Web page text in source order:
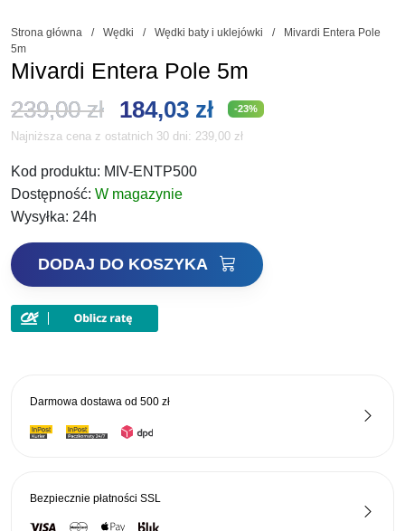
Strona główna / Wędki / Wędki baty i uklejówki /
Mivardi Entera Pole
5m
Mivardi Entera Pole 5m
239,00zł Pierwotna
cena
wynosiła:
184,03 złAktualna
cena
-23%
Najniższa cena z ostatnich 30 dni: 239,00 zł
Kod produktu: MIV-ENTP500
Dostępność: W magazynie
Wysyłka: 24h
ilość
Mivardi
Pole
DODAJ DO KOSZYKA
Darmowa dostawa od 500 zł
Bezpiecznie płatności SSL